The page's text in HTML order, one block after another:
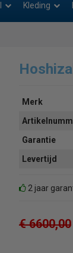
Kleding
Merk
Garantie
Levertijd
2 jaar
€ 6600,00